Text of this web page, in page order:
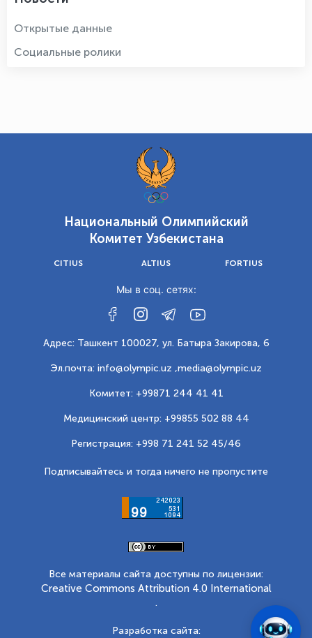
Открытые данные
Социальные ролики
Национальный Олимпийский
Комитет Узбекистана
CITIUS ALTIUS FORTIUS
Мы в соц. сетях:
Адрес: Ташкент 100027, ул. Батыра Закирова, 6
Эл.почта: info@olympic.uz ,media@olympic.uz
Комитет: +99871 244 41 41
Медицинский центр: +99855 502 88 44
Регистрация: +998 71 241 52 45/46
Подписывайтесь и тогда ничего не пропустите
Все материалы сайта доступны по лицензии:
Creative Commons Attribution 4.0 International
.
Разработка сайта: